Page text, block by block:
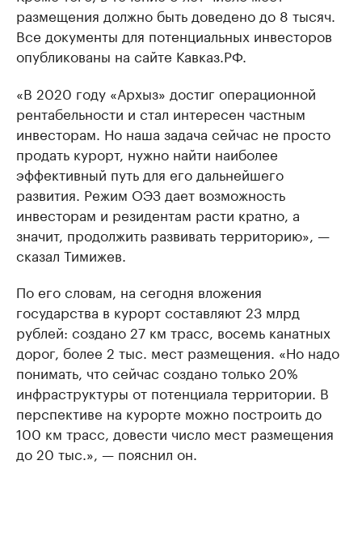
размещения должно быть доведено до 8 тысяч.
Все документы для потенциальных инвесторов
опубликованы на сайте Кавказ.РФ.
«В 2020 году «Архыз» достиг операционной
рентабельности и стал интересен частным
инвесторам. Но наша задача сейчас не просто
продать курорт, нужно найти наиболее
эффективный путь для его дальнейшего
развития. Режим ОЭЗ дает возможность
инвесторам и резидентам расти кратно, а
значит, продолжить развивать территорию», —
сказал Тимижев.
По его словам, на сегодня вложения
государства в курорт составляют 23 млрд
рублей: создано 27 км трасс, восемь канатных
дорог, более 2 тыс. мест размещения. «Но надо
понимать, что сейчас создано только 20%
инфраструктуры от потенциала территории. В
перспективе на курорте можно построить до
100 км трасс, довести число мест размещения
до 20 тыс.», — пояснил он.